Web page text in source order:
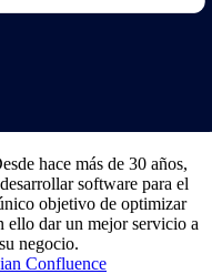
hace más de 30 años,
software para el
objetivo de optimizar
ello dar un mejor servicio a
negocio.
Confluence